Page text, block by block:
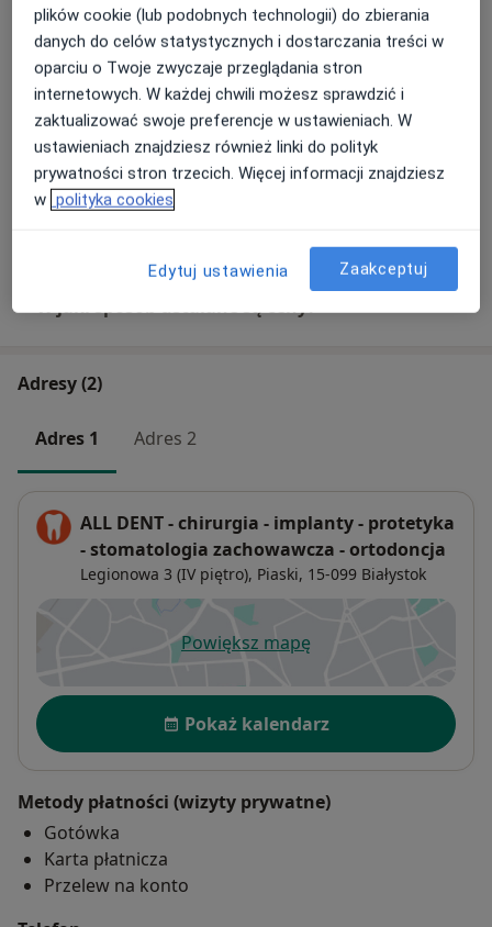
Konsultacja ortodontyczna
Od 250 zł Szczegóły Umów wizytę
Konsultacja stomatologiczna
pierwsza + zdjęcie
pantomograficzne
Szczegóły
Umów wizytę
W jaki sposób ustalane są ceny?
Adresy (2)
Adres 1 Adres 2
ALL DENT - chirurgia - implanty - protetyka
- stomatologia zachowawcza - ortodoncja
Legionowa 3 (IV piętro), Piaski, 15-099 Białystok
Powiększ mapęotwiera się w nowej karcie
Dostępność
Pokaż kalendarz
Metody płatności (wizyty prywatne)
Gotówka
Karta płatnicza
Przelew na konto
plików cookie (lub podobnych technologii) do zbierania
danych do celów statystycznych i dostarczania treści w
oparciu o Twoje zwyczaje przeglądania stron
internetowych. W każdej chwili możesz sprawdzić i
zaktualizować swoje preferencje w ustawieniach. W
ustawieniach znajdziesz również linki do polityk
prywatności stron trzecich. Więcej informacji znajdziesz
w polityka cookies
Edytuj ustawienia Zaakceptuj